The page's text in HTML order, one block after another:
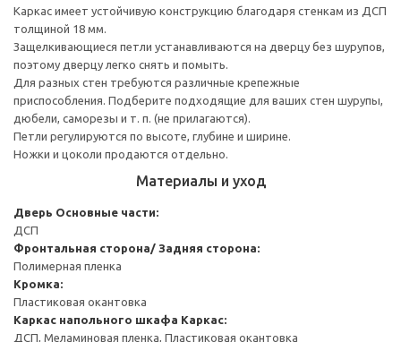
Каркас имеет устойчивую конструкцию благодаря стенкам из ДСП
толщиной 18 мм.
Защелкивающиеся петли устанавливаются на дверцу без шурупов,
поэтому дверцу легко снять и помыть.
Для разных стен требуются различные крепежные
приспособления. Подберите подходящие для ваших стен шурупы,
дюбели, саморезы и т. п. (не прилагаются).
Петли регулируются по высоте, глубине и ширине.
Ножки и цоколи продаются отдельно.
Материалы и уход
Дверь Основные части:
ДСП
Фронтальная сторона/ Задняя сторона:
Полимерная пленка
Кромка:
Пластиковая окантовка
Каркас напольного шкафа Каркас:
ДСП, Меламиновая пленка, Пластиковая окантовка